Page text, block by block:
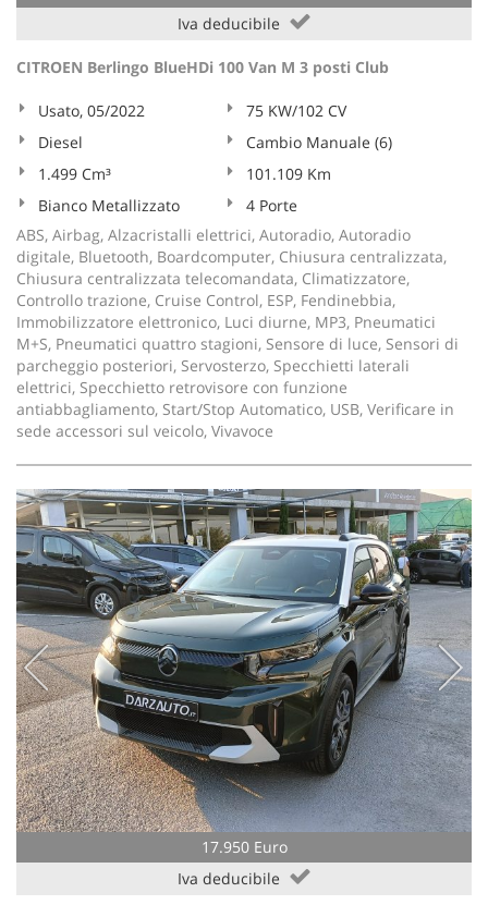
Iva deducibile
CITROEN Berlingo BlueHDi 100 Van M 3 posti Club
Usato, 05/2022
75 KW/102 CV
Diesel
Cambio Manuale (6)
1.499 Cm³
101.109 Km
Bianco Metallizzato
4 Porte
ABS, Airbag, Alzacristalli elettrici, Autoradio, Autoradio
digitale, Bluetooth, Boardcomputer, Chiusura centralizzata,
Chiusura centralizzata telecomandata, Climatizzatore,
Controllo trazione, Cruise Control, ESP, Fendinebbia,
Immobilizzatore elettronico, Luci diurne, MP3, Pneumatici
M+S, Pneumatici quattro stagioni, Sensore di luce, Sensori di
parcheggio posteriori, Servosterzo, Specchietti laterali
elettrici, Specchietto retrovisore con funzione
antiabbagliamento, Start/Stop Automatico, USB, Verificare in
sede accessori sul veicolo, Vivavoce
17.950 Euro
Iva deducibile
Salva
impostazioni